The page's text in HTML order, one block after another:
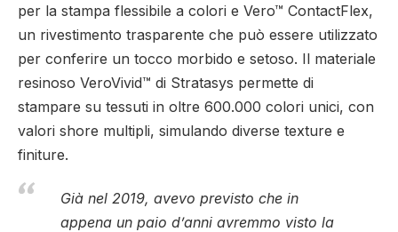
per la stampa flessibile a colori e Vero™ ContactFlex,
un rivestimento trasparente che può essere utilizzato
per conferire un tocco morbido e setoso. Il materiale
resinoso VeroVivid™ di Stratasys permette di
stampare su tessuti in oltre 600.000 colori unici, con
valori shore multipli, simulando diverse texture e
finiture.
Già nel 2019, avevo previsto che in
appena un paio d’anni avremmo visto la